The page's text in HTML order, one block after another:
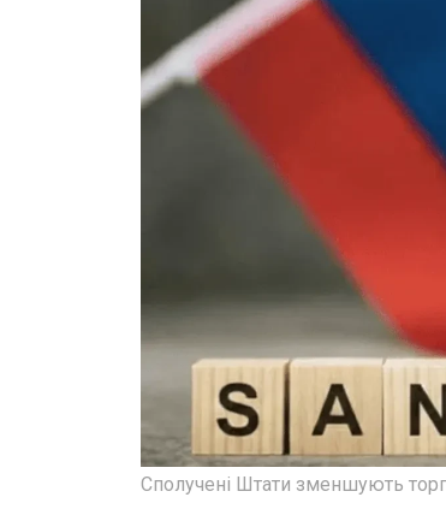
Сполучені Штати зменшують